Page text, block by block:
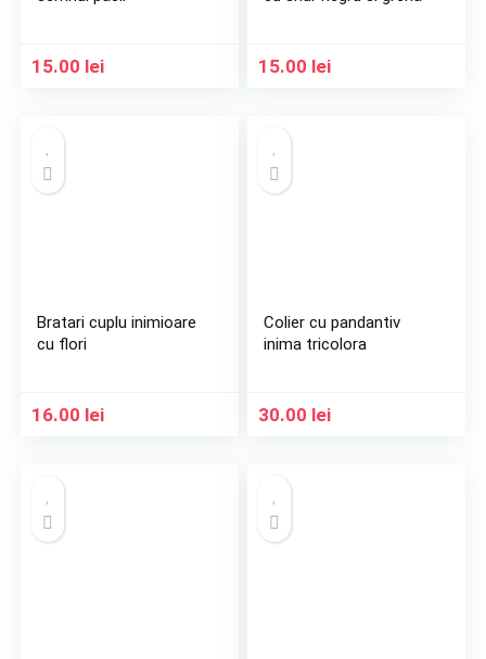
15.00 lei 15.00 lei
Bratari cuplu inimioare
cu flori
16.00 lei
Colier cu pandantiv
inima tricolora
30.00 lei